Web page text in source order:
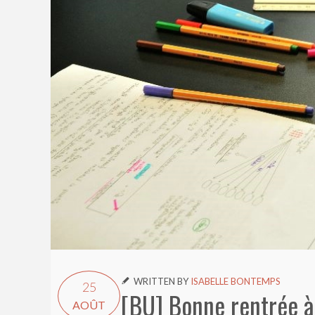
25
AOÛT
 WRITTEN BYISABELLE BONTEMPS
[BU] Bonne rentrée